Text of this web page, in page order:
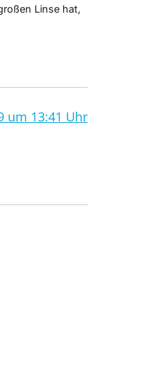
Linse hat,
um 13:41 Uhr